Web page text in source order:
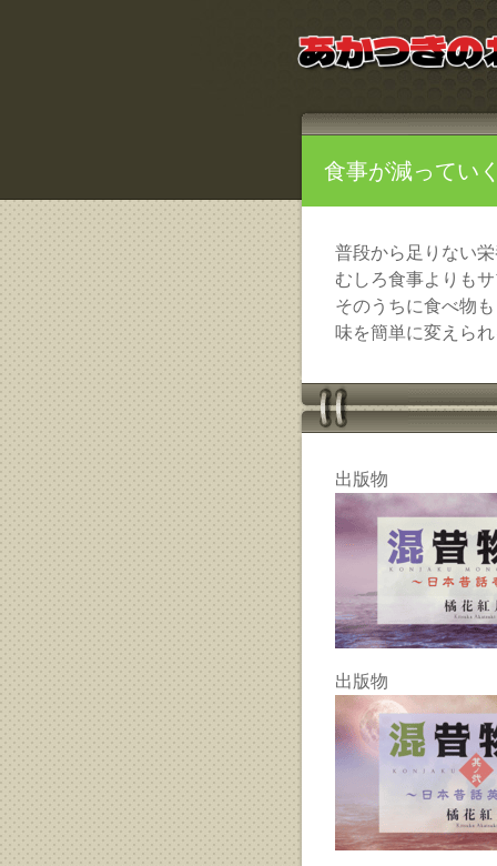
食事が減ってい
普段から足りない
むしろ食事よりも
そのうちに食べ物
味を簡単に変えら
出版物
出版物